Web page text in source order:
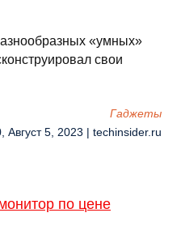
«умных»
свои
Гаджеты
Август 5, 2023 | techinsider.ru
по цене